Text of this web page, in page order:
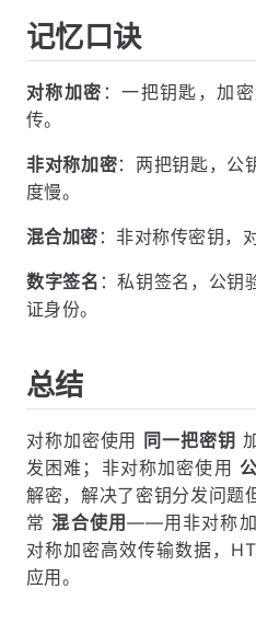
记忆口诀
对称加密 ：一把钥匙，加
传。
非对称加密：两把钥匙，公
度慢。
混合加密 ：非对称传密钥，
数字签名 ：私钥签名，公钥
证身份。
总结
对称加密使用 同一把密钥
发困难；非对称加密使用
解密，解决了密钥分发问题
常混合使用——用非对称加
对称加密高效传输数据，
应用。